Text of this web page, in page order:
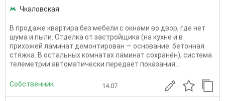
Чкаловская
В продаже квартира без мебели с окнами во двор, где нет
шума и пыли. Отделка от застройщика (на кухне и в
прихожей ламинат демонтирован — основание: бетонная
стяжка. В остальных комнатах ламинат сохранён), система
телеметрии автоматически передает показания...
Собственник 14.07